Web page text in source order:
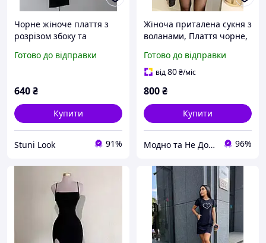
Чорне жіноче плаття з
розрізом збоку та
розміри)
Готово до відправки
640₴
Купити
Stuni Look 91%
Жіноча приталена сукня з
воланами, Плаття чорне,
44-46
Готово до відправки
від80₴/міс
800₴
Купити
Модно та Не Дорого 96%